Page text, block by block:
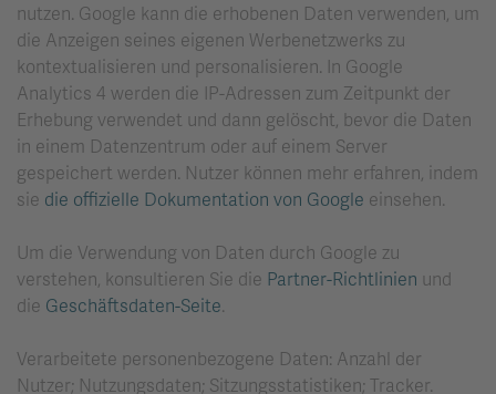
nutzen. Google kann die erhobenen Daten verwenden, um
die Anzeigen seines eigenen Werbenetzwerks zu
kontextualisieren und personalisieren. In Google
Analytics 4 werden die IP-Adressen zum Zeitpunkt der
Erhebung verwendet und dann gelöscht, bevor die Daten
in einem Datenzentrum oder auf einem Server
gespeichert werden. Nutzer können mehr erfahren, indem
sie die offizielle Dokumentation von Google einsehen.
Um die Verwendung von Daten durch Google zu
verstehen, konsultieren Sie die Partner-Richtlinien und
die Geschäftsdaten-Seite.
Verarbeitete personenbezogene Daten: Anzahl der
Nutzer; Nutzungsdaten; Sitzungsstatistiken; Tracker.